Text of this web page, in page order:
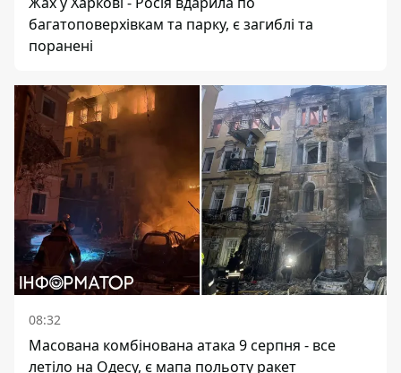
багатоповерхівкам та парку, є загиблі та
поранені
08:32
Масована комбінована атака 9 серпня - все
летіло на Одесу, є мапа польоту ракет